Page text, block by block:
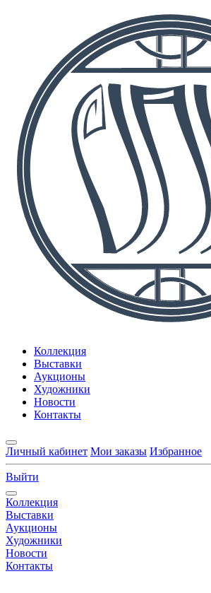
Коллекция
Выставки
Аукционы
Художники
Новости
Контакты
Личный кабинет Мои заказы Избранное
Выйти
Коллекция
Выставки
Аукционы
Художники
Новости
Контакты